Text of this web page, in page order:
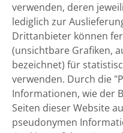
verwenden, deren
lediglich zur
Drittanbieter können
(unsichtbare Grafiken,
bezeichnet) für
verwenden. Durch die
Informationen, wie der
Seiten dieser Website
pseudonymen